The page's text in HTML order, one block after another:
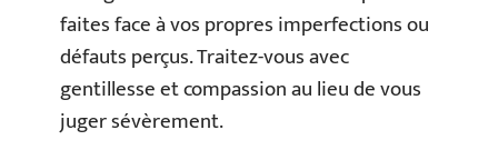
faites face à vos propres imperfections ou
défauts perçus. Traitez-vous avec
gentillesse et compassion au lieu de vous
juger sévèrement.